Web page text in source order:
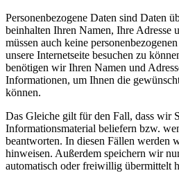
Personenbezogene Daten sind Daten
beinhalten Ihren Namen, Ihre Adresse
müssen auch keine
unsere Internetseite besuchen zu
benötigen wir Ihren Namen und
Informationen, um Ihnen die
können.
Das Gleiche gilt für den Fall, dass wir
Informationsmaterial beliefern bzw.
beantworten. In diesen Fällen werden
hinweisen. Außerdem speichern wir
automatisch oder freiwillig übermittelt